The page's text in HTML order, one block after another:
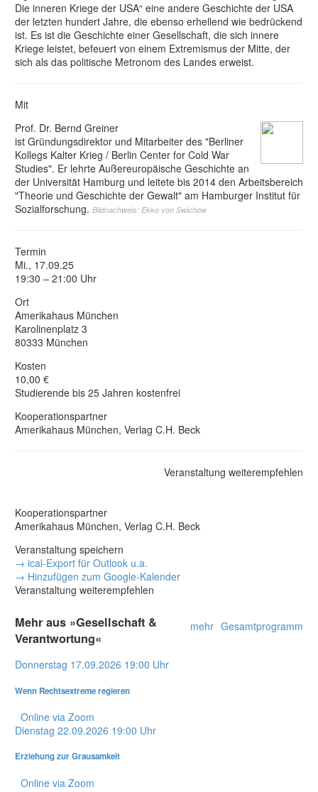
Die inneren Kriege der USA“ eine andere Geschichte der USA
der letzten hundert Jahre, die ebenso erhellend wie bedrückend
ist. Es ist die Geschichte einer Gesellschaft, die sich innere
Kriege leistet, befeuert von einem Extremismus der Mitte, der
sich als das politische Metronom des Landes erweist.
Mit
Prof. Dr. Bernd Greiner
ist Gründungsdirektor und Mitarbeiter des "Berliner
Kollegs Kalter Krieg / Berlin Center for Cold War
Studies". Er lehrte Außereuropäische Geschichte an
der Universität Hamburg und leitete bis 2014 den Arbeitsbereich
"Theorie und Geschichte der Gewalt" am Hamburger Institut für
Sozialforschung. Bildnachweis: Ekko von Swichow
Termin
Mi., 17.09.25
19:30 – 21:00 Uhr
Ort
Amerikahaus München
Karolinenplatz 3
80333 München
Kosten
10,00 €
Studierende bis 25 Jahren kostenfrei
Kooperationspartner
Amerikahaus München, Verlag C.H. Beck
Veranstaltung weiterempfehlen
Kooperationspartner
Amerikahaus München, Verlag C.H. Beck
Veranstaltung speichern
→ ical-Export für Outlook u.a.
→ Hinzufügen zum Google-Kalender
Veranstaltung weiterempfehlen
Gesamtprogramm
mehr
Mehr aus »Gesellschaft &
Verantwortung«
Donnerstag 17.09.2026 19:00 Uhr
Wenn Rechtsextreme regieren
Online via Zoom
Dienstag 22.09.2026 19:00 Uhr
Erziehung zur Grausamkeit
Online via Zoom